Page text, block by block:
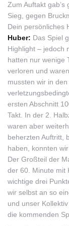
Zum Auftakt
Sieg, gegen
Dein persönliches
Huber: Das Spiel
Highlight – jedoch
hatten nur wenige
verloren und
mussten wir in
ersten Abschnitt
Takt. In der 2.
waren aber
beherzten Auftritt,
haben, konnten
Der Großteil der
der 60. Minute mit
wichtige drei
wir selbst an so
und unser
die kommenden